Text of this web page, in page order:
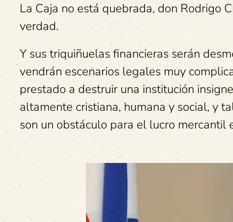
La Caja no está quebrada, don Rodrigo
verdad.
Y sus triquiñuelas financieras serán
vendrán escenarios legales muy
prestado a destruir una institución
altamente cristiana, humana y social, y
son un obstáculo para el lucro mercantil